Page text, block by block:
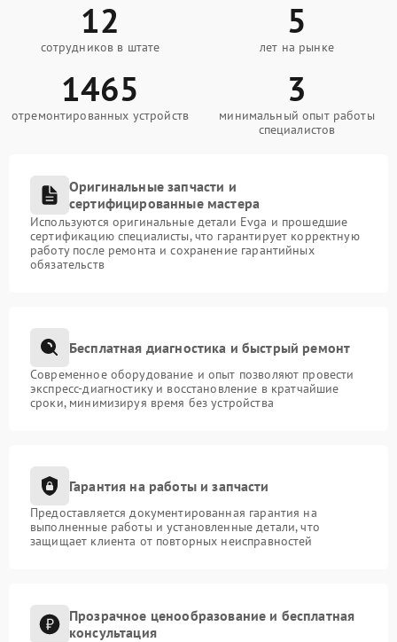
12
сотрудников в штате
5
лет на рынке
1465
отремонтированных устройств
3
минимальный опыт работы
специалистов
Оригинальные запчасти и
сертифицированные мастера
Используются оригинальные детали Evga и прошедшие
сертификацию специалисты, что гарантирует корректную
работу после ремонта и сохранение гарантийных
обязательств
Бесплатная диагностика и быстрый ремонт
Современное оборудование и опыт позволяют провести
экспресс-диагностику и восстановление в кратчайшие
сроки, минимизируя время без устройства
Гарантия на работы и запчасти
Предоставляется документированная гарантия на
выполненные работы и установленные детали, что
защищает клиента от повторных неисправностей
Прозрачное ценообразование и бесплатная
консультация